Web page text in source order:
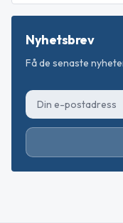
Nyhetsbrev
Få de senaste